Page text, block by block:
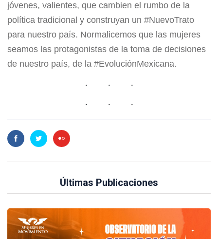
jóvenes, valientes, que cambien el rumbo de la
política tradicional y construyan un #NuevoTrato
para nuestro país. Normalicemos que las mujeres
seamos las protagonistas de la toma de decisiones
de nuestro país, de la #EvoluciónMexicana.
Últimas Publicaciones